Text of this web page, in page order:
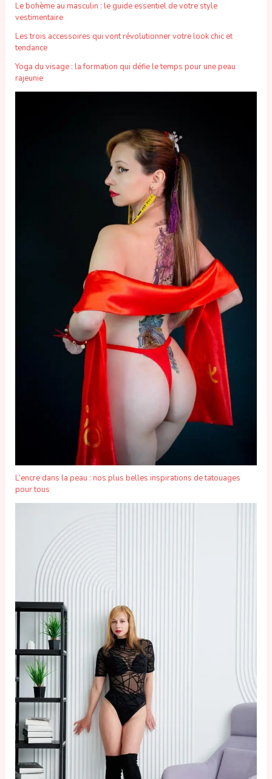
Le bohème au masculin : le guide essentiel de votre style
vestimentaire
Les trois accessoires qui vont révolutionner votre look chic et
tendance
Yoga du visage : la formation qui défie le temps pour une peau
rajeunie
L’encre dans la peau : nos plus belles inspirations de tatouages
pour tous